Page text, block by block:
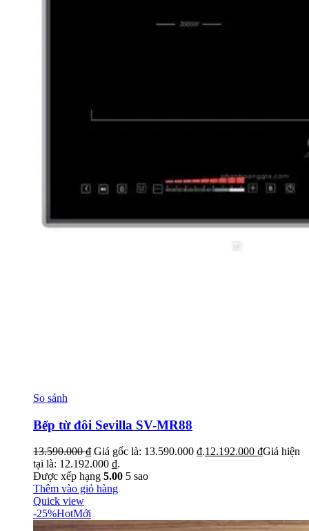
So sánh
Bếp từ đôi Sevilla SV-MR88
13.590.000₫ Giá gốc là: 13.590.000 ₫.12.192.000 ₫Giá hiện
tại là: 12.192.000 ₫.
Được xếp hạng 5.00 5 sao
Thêm vào giỏ hàng
Quick view
-25%HotMới